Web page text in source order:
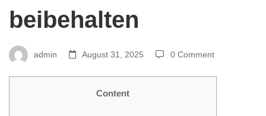
meines
Steuerfalls?
beibehalten
admin August 31, 2025 0 Comment
Content